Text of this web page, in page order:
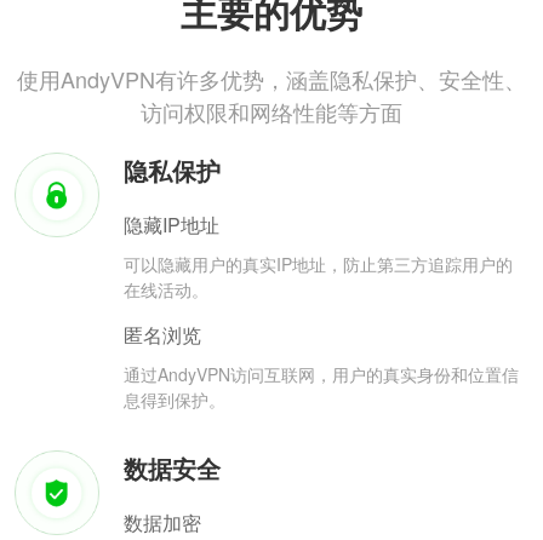
主要的优势
使用AndyVPN有许多优势，涵盖隐私保护、安全性、
访问权限和网络性能等方面
隐私保护
隐藏IP地址
可以隐藏用户的真实IP地址，防止第三方追踪用户的
在线活动。
匿名浏览
通过AndyVPN访问互联网，用户的真实身份和位置信
息得到保护。
数据安全
数据加密